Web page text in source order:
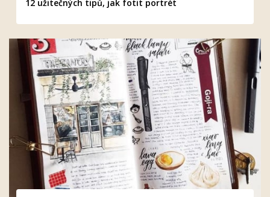
12 užitečných tipů, jak fotit portrét